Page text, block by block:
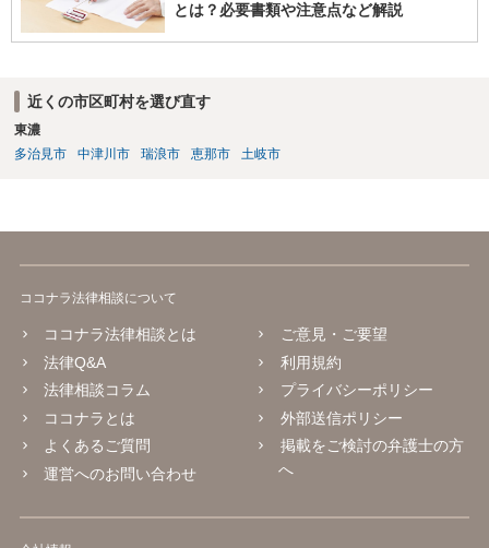
とは？必要書類や注意点など解説
近くの市区町村を選び直す
東濃
多治見市
中津川市 瑞浪市 恵那市 土岐市
ココナラ法律相談について
ココナラ法律相談とは
法律Q&A
法律相談コラム
ココナラとは
よくあるご質問
運営へのお問い合わせ
ご意見・ご要望
利用規約
プライバシーポリシー
外部送信ポリシー
掲載をご検討の弁護士の方
へ